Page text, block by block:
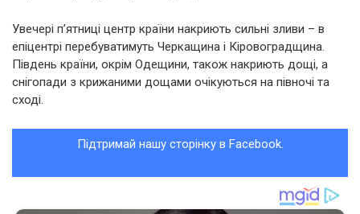
Увечері п’ятниці центр країни накриють сильні зливи – в
епіцентрі перебуватимуть Черкащина і Кіровоградщина.
Південь країни, окрім Одещини, також накриють дощі, а
снігопади з крижаними дощами очікуються на півночі та
сході.
Підтримай нашу сторінку в Facebook.